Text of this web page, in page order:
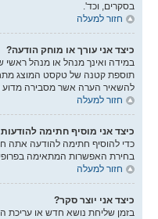
בסקרים, וכד'.
חזור למעלה
כיצד אני עורך או מוחק הודעה?
במידה ואינך מנהל או מנהל
תוספת קטנה של טקסט המוצג
להשאיר הערה אשר מסבירה מדוע
חזור למעלה
כיצד אני מוסיף חתימה
כדי להוסיף חתימה להודעה אתה
בחירת האפשרות המתאימה
חזור למעלה
כיצד אני יוצר סקר?
בזמן שליחת נושא חדש או עריכת